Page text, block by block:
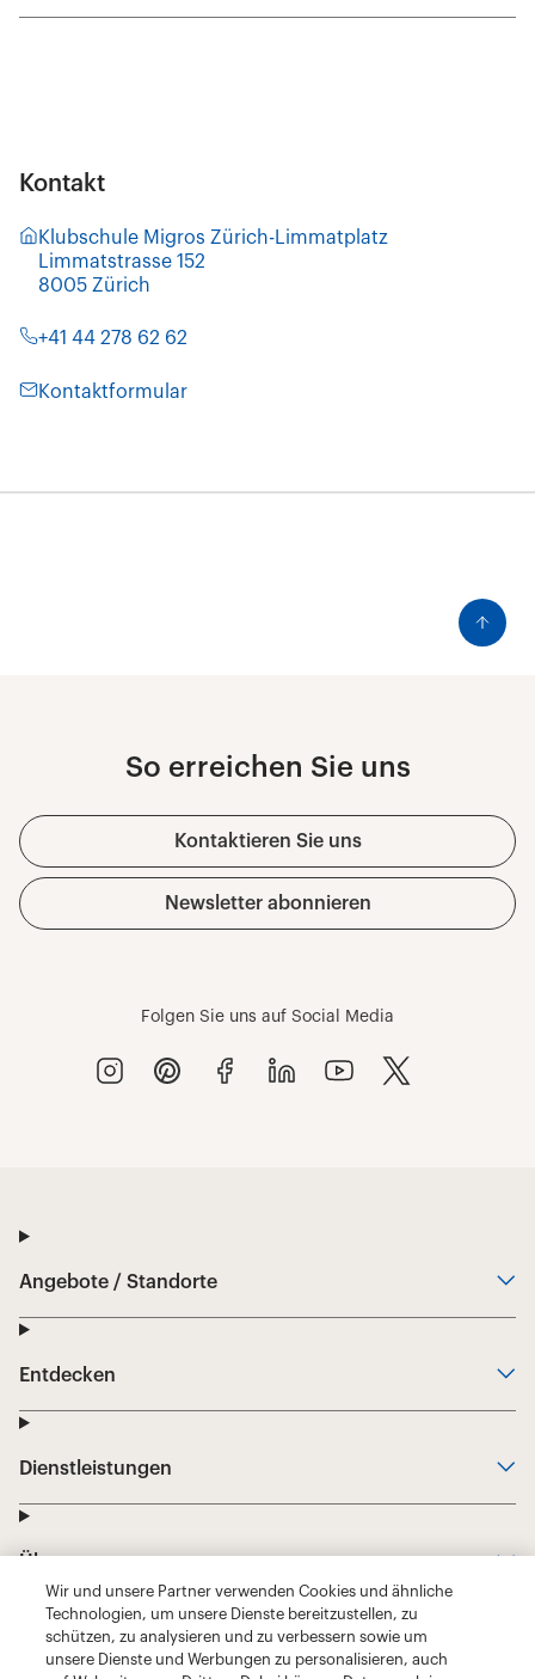
Wir und unsere Partner verwenden Cookies und ähnliche
Technologien, um unsere Dienste bereitzustellen, zu
schützen, zu analysieren und zu verbessern sowie um
unsere Dienste und Werbungen zu personalisieren, auch